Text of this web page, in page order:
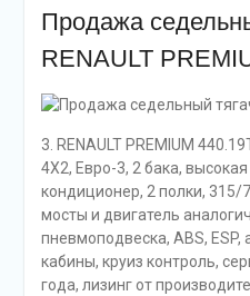
Продажа
RENAULT
3. RENAULT PREMIUM
4X2, Евро-3, 2 бака,
кондиционер, 2 полки, 315/
мосты и двигатель
пневмоподвеска, ABS,
кабины, круиз контроль,
года, лизинг от